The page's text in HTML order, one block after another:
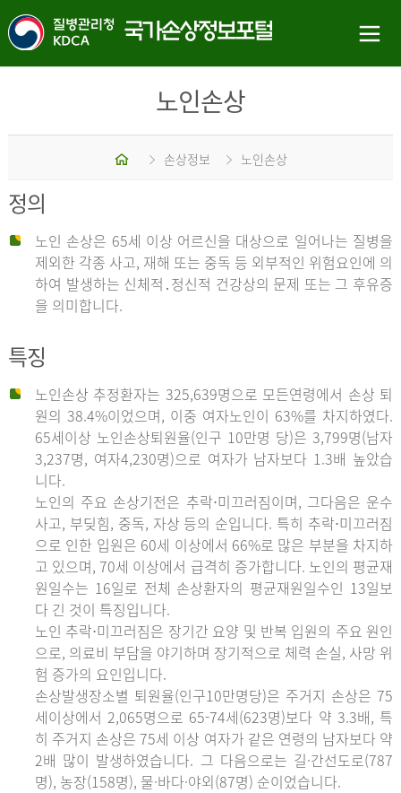
노인손상
홈 손상정보 노인손상
정의
노인 손상은 65세 이상 어르신을 대상으로 일어나는 질병을
제외한 각종 사고, 재해 또는 중독 등 외부적인 위험요인에 의
하여 발생하는 신체적․정신적 건강상의 문제 또는 그 후유증
을 의미합니다.
특징
노인손상 추정환자는 325,639명으로 모든연령에서 손상 퇴
원의 38.4%이었으며, 이중 여자노인이 63%를 차지하였다.
65세이상 노인손상퇴원율(인구 10만명 당)은 3,799명(남자
3,237명, 여자4,230명)으로 여자가 남자보다 1.3배 높았습
니다.
노인의 주요 손상기전은 추락⋅미끄러짐이며, 그다음은 운수
사고, 부딪힘, 중독, 자상 등의 순입니다. 특히 추락⋅미끄러짐
으로 인한 입원은 60세 이상에서 66%로 많은 부분을 차지하
고 있으며, 70세 이상에서 급격히 증가합니다. 노인의 평균재
원일수는 16일로 전체 손상환자의 평균재원일수인 13일보
다 긴 것이 특징입니다.
노인 추락⋅미끄러짐은 장기간 요양 및 반복 입원의 주요 원인
으로, 의료비 부담을 야기하며 장기적으로 체력 손실, 사망 위
험 증가의 요인입니다.
손상발생장소별 퇴원율(인구10만명당)은 주거지 손상은 75
세이상에서 2,065명으로 65-74세(623명)보다 약 3.3배, 특
히 주거지 손상은 75세 이상 여자가 같은 연령의 남자보다 약
2배 많이 발생하였습니다. 그 다음으로는 길·간선도로(787
명), 농장(158명), 물·바다·야외(87명) 순이었습니다.